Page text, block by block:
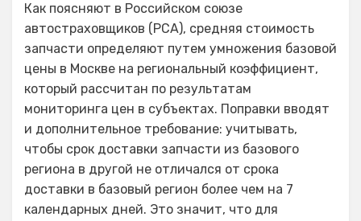
Как поясняют в Российском союзе
автостраховщиков (РСА), средняя стоимость
запчасти определяют путем умножения базовой
цены в Москве на региональный коэффициент,
который рассчитан по результатам
мониторинга цен в субъектах. Поправки вводят
и дополнительное требование: учитывать,
чтобы срок доставки запчасти из базового
региона в другой не отличался от срока
доставки в базовый регион более чем на 7
календарных дней. Это значит, что для